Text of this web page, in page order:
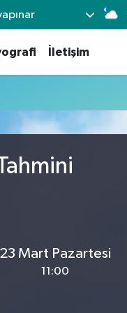
İletişim
23 Mart Pazartesi
11:00